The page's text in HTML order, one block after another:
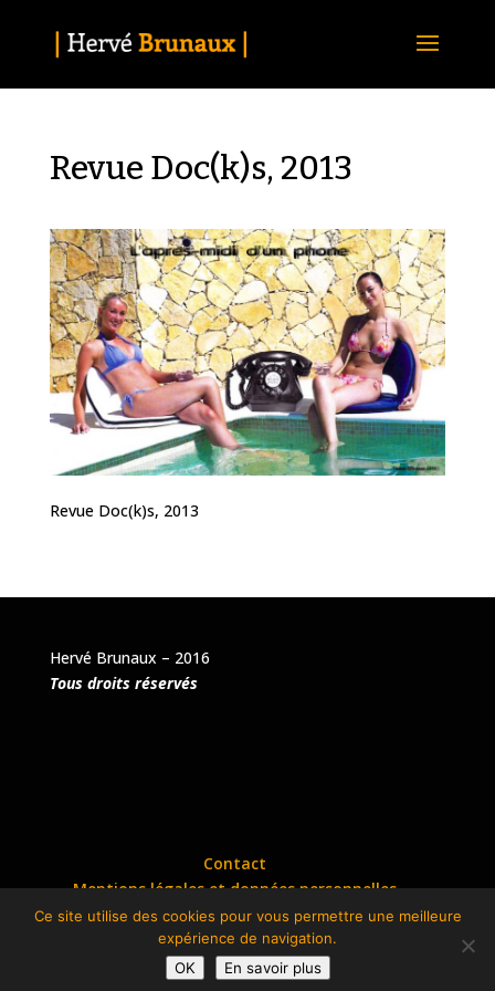
Revue Doc(k)s, 2013
Revue Doc(k)s, 2013
Hervé Brunaux – 2016
Tous droits réservés
Contact
Mentions légales et données personnelles
www.petit-bens.com| Propulsé par
Wordpress
Ce site utilise des cookies pour vous permettre une meilleure
expérience de navigation.
OK
En savoir plus